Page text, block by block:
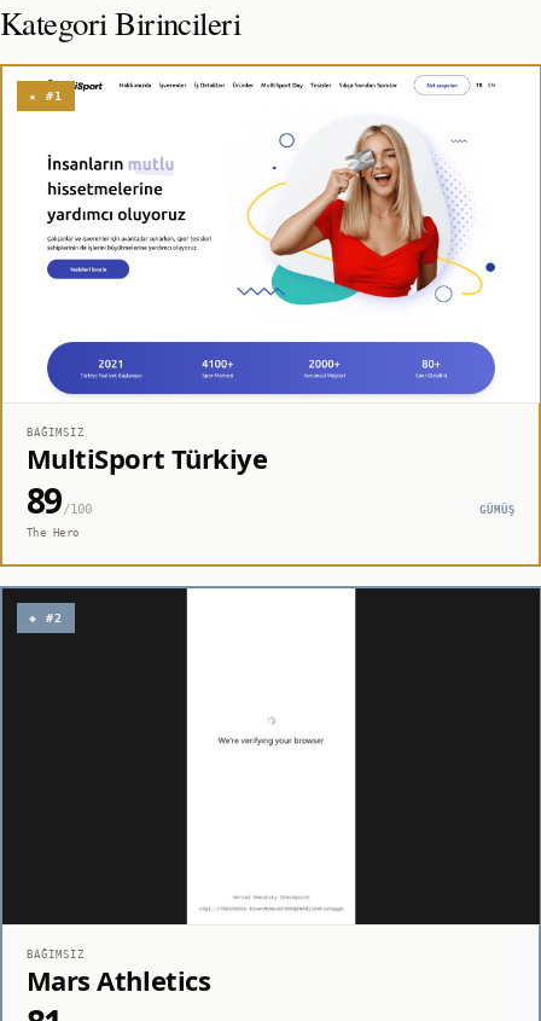
Kategori Birincileri
★ #1
BAĞIMSIZ
MultiSport Türkiye
89/100
GÜMÜŞ
The Hero
◈ #2
BAĞIMSIZ
Mars Athletics